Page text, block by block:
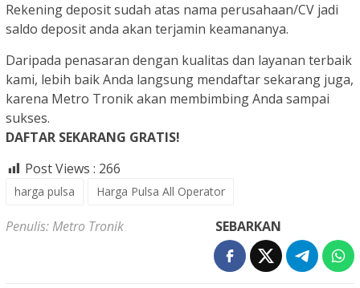
Rekening deposit sudah atas nama perusahaan/CV jadi
saldo deposit anda akan terjamin keamananya.
Daripada penasaran dengan kualitas dan layanan terbaik
kami, lebih baik Anda langsung mendaftar sekarang juga,
karena Metro Tronik akan membimbing Anda sampai
sukses.
DAFTAR SEKARANG GRATIS!
Post Views : 266
harga pulsa Harga Pulsa All Operator
Penulis: Metro Tronik SEBARKAN